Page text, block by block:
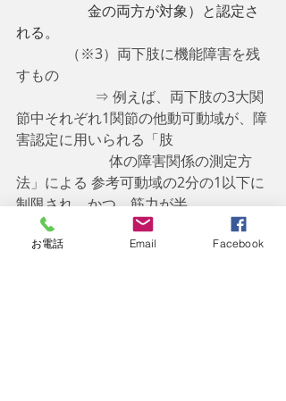
金の両方が対象）と認定さ
れる。
（※3）両下肢に機能障害を残
すもの
⇒ 例えば、両下肢の3大関
節中それぞれ1関節の他動可動域が、障
害認定に用いられる「肢
法」による 参考可動域の2分の1以下に
制限され、かつ、筋力が半
                          減しているもの
  ● 障害の程度を認定する時期
お電話 Email Facebook